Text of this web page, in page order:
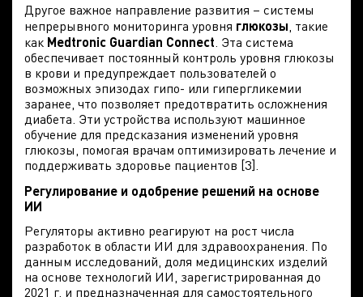
Другое важное направление развития – системы
непрерывного мониторинга уровня глюкозы , такие
как Medtronic Guardian Connect . Эта система
обеспечивает постоянный контроль уровня глюкозы
в крови и предупреждает пользователей о
возможных эпизодах гипо- или гипергликемии
заранее, что позволяет предотвратить осложнения
диабета. Эти устройства используют машинное
обучение для предсказания изменений уровня
глюкозы, помогая врачам оптимизировать лечение и
поддерживать здоровье пациентов [3].
Регулирование и одобрение решений на основе
ИИ
Регуляторы активно реагируют на рост числа
разработок в области ИИ для здравоохранения. По
данным исследований, доля медицинских изделий
на основе технологий ИИ, зарегистрированная до
2021 г. и предназначенная для самостоятельного